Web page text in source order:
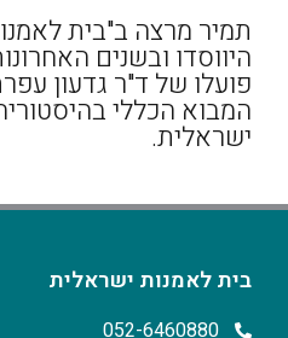
תמיר מרצה ב"בית
היווסדו ובשנים
פועלו של ד"ר גדעון
המבוא הכללי
ישראלית.
בית לאמנות ישראלית
052-6460880